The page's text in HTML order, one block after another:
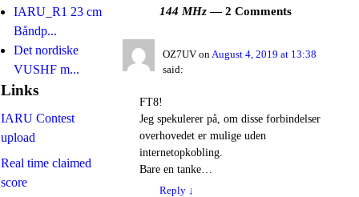
IARU_R1 23 cm
Båndp...
Det nordiske
VUSHF m...
Links
IARU Contest
upload
Real time claimed
score
144 MHz— 2 Comments
OZ7UV on August 4, 2019 at 13:38
said:
FT8!
Jeg spekulerer på, om disse forbindelser
overhovedet er mulige uden
internetopkobling.
Bare en tanke…
Reply ↓